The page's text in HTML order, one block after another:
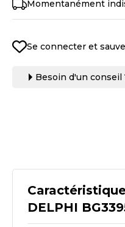
DELPHI
Momentanément
Se connecter et
Besoin d'un conseil